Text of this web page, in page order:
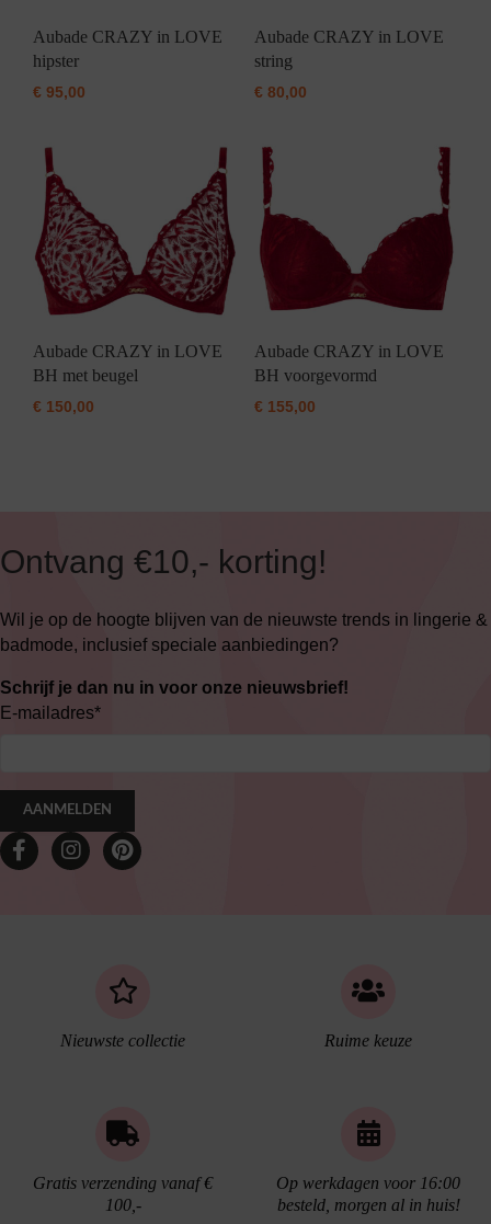
Aubade CRAZY in LOVE
hipster
€ 95,00
Aubade CRAZY in LOVE
string
€80,00
Aubade CRAZY in LOVE
BH met beugel
€ 150,00
Aubade CRAZY in LOVE
BH voorgevormd
€155,00
Ontvang €10,- korting!
Wil je op de hoogte blijven van de nieuwste trends in lingerie &
badmode, inclusief speciale aanbiedingen?
Schrijf je dan nu in voor onze nieuwsbrief!
E-mailadres*
AANMELDEN
Nieuwste collectie Ruime keuze
Gratis verzending vanaf €
100,-
Op werkdagen voor 16:00
besteld, morgen al in huis!